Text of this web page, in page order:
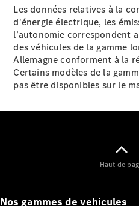
Solutions
Les données relatives à la
d'énergie électrique, les
l’autonomie correspondent
des véhicules de la gamme
Allemagne conforment à la
Certains modèles de la
pas être disponibles sur le
Haut de
Nos gammes de vehicules